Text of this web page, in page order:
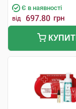
Є в наявності
від 697.80 грн